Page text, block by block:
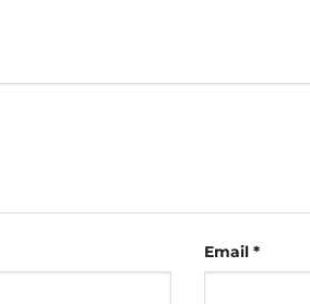
Email *